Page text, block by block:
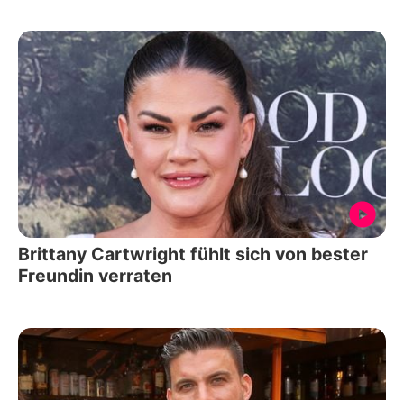
Brittany Cartwright fühlt sich von bester
Freundin verraten